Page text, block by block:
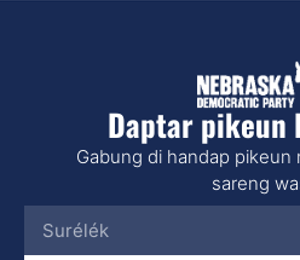
Daptar pikeun
Gabung di handap pikeun
sareng